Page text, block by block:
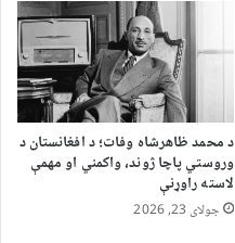
د محمد ظاهرشاه وفات؛ د افغانستان د
وروستي پاچا ژوند، واکمني او مهمې
لاسته راوړنې
جولای 23, 2026